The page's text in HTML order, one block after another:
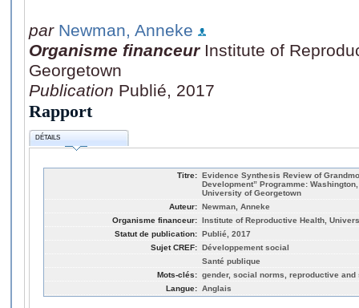
par Newman, Anneke
Organisme financeur Institute of
Georgetown
Publication Publié, 2017
Rapport
DÉTAILS
Titre: Evidence Synthesis Review of
Development” Programme:
University of Georgetown
Auteur: Newman, Anneke
Organisme financeur: Institute of Reproductive Health,
Statut de publication: Publié, 2017
Sujet CREF: Développement social
Santé publique
Mots-clés: gender, social norms, reproductive
Langue: Anglais